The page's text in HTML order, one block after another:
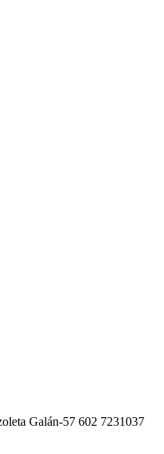
Galán-57 602 7231037